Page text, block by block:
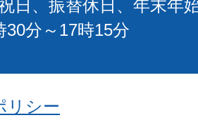
祝日、振替休日、年末年
30分～17時15分
リシー